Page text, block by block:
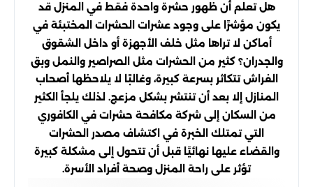
هل تعلم أن ظهور حشرة واحدة فقط في المنزل قد
يكون مؤشرًا على وجود عشرات الحشرات المختبئة في
أماكن لا تراها مثل خلف الأجهزة أو داخل الشقوق
والجدران؟ كثير من الحشرات مثل الصراصير والنمل وبق
الفراش تتكاثر بسرعة كبيرة، وغالبًا لا يلاحظها أصحاب
المنازل إلا بعد أن تنتشر بشكل مزعج. لذلك يلجأ الكثير
من السكان إلى شركة مكافحة حشرات في الكافوري
التي تمتلك الخبرة في اكتشاف مصدر الحشرات
والقضاء عليها نهائيًا قبل أن تتحول إلى مشكلة كبيرة
تؤثر على راحة المنزل وصحة أفراد الأسرة.